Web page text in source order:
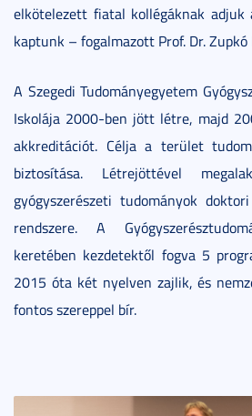
elkötelezett fiatal kollégáknak
kaptunk – fogalmazott Prof. Dr. Zupkó
A Szegedi Tudományegyetem
Iskolája 2000-ben jött létre, majd
akkreditációt. Célja a terület
biztosítása. Létrejöttével
gyógyszerészeti tudományok
rendszere. A
keretében kezdetektől fogva 5
2015 óta két nyelven zajlik, és
fontos szereppel bír.